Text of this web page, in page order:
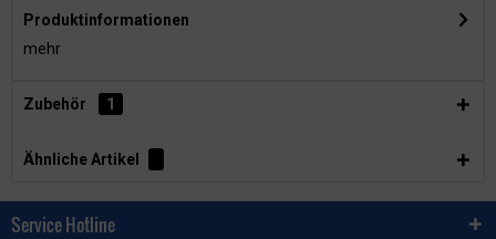
Produktinformationen
mehr
Zubehör 1
Ähnliche Artikel
Service Hotline